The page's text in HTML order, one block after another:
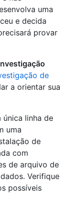
uma
e decida
provar
de
a orientar sua
única linha de
uma
de
com
de arquivo de
Verifique
possíveis